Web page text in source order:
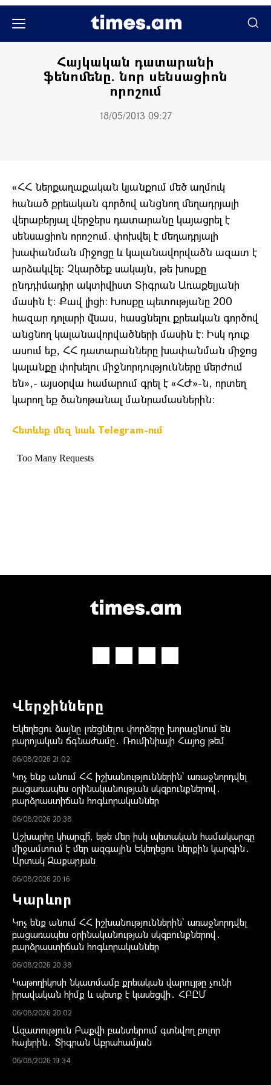
Հայկական դատարանի
ֆենոմենը. նոր սենսացիոն
որոշում
18/05/2013 09:27
«ՀՀ ներքաղաքական կյանքում մեծ աղմուկ
հանած քրեական գործով անցնող մեղադրյալի
վերաբերյալ վերջերս դատարանը կայացրել է
սենսացիոն որոշում. փոխվել է մեղադրյալի
խափանման միջոցը և կալանավորվածն ազատ է
արձակվել: Չկարծեք սակայն, թե խոսքը
ընդդիմադիր ակտիվիստ Տիգրան Առաքելյանի
մասին է: Քավ լիցի: Խոսքը պետությանը 200
հազար դոլարի վնաս, հասցնելու քրեական գործով
անցնող կալանավորվածների մասին է: Իսկ դուք
ասում եք, ՀՀ դատարանները խափանման միջոց
կալանքը փոխելու միջնորդությունները մերժում
են»,- այսօրվա համարում գրել է «ՀԺ»-ն, որտեղ
կարող եք ծանոթանալ մանրամասներին:
Հետևեք մեզ նաև Telegram-ում
Վերջինները
Եկեղեցու ձայնը լռեցնելու փորձերը խորացնում են
բարոյական ճգնաժամը․ Ռումինիայի Հայոց թեմ
06/08/2026 21:02
Կոչ ենք անում ՀՀ իշխանություններին` առաջնորդվել
բացառապես օրինականության սկզբունքներով․
բարձրաստիճան հոգևորականներ
06/08/2026 20:38
Աշխարհը կհարգի՞, եթե մեր իսկ պետական համակարգը
միջամտում է մեր ազգային Եկեղեցու ներքին կարգին․
Արտակ Զաքարյան
06/08/2026 20:16
Կարևոր
Կոչ ենք անում ՀՀ իշխանություններին` առաջնորդվել
բացառապես օրինականության սկզբունքներով․
բարձրաստիճան հոգևորականներ
06/08/2026 20:38
Կաթողիկոսի նկատմամբ քրեական վարույթը չունի
իրավական հիմք և պետք է կասեցվի․ ՀԲԸՄ
06/08/2026 20:02
Ազատություն Բաքվի բանտերում գտնվող բոլոր
հայերին․ Տիգրան Աբրահամյան
06/08/2026 19:34